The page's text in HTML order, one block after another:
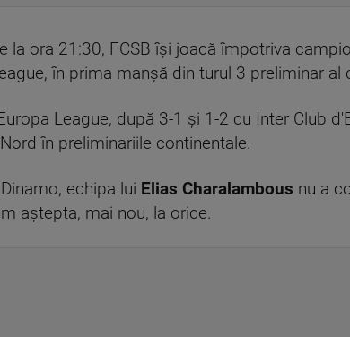
la ora 21:30, FCSB își joacă împotriva
în prima manșă din turul 3 preliminar al
League, după 3-1 și 1-2 cu Inter Club
în preliminariile continentale.
echipa lui Elias Charalambous nu a
aștepta, mai nou, la orice.